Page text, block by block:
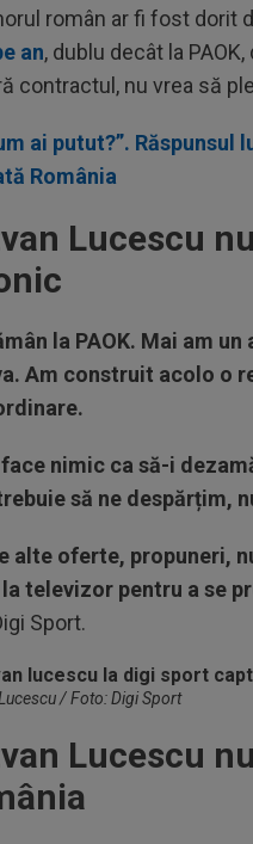
român ar fi fost dorit
an, dublu decât la
contractul, nu vrea să
ai putut?”.
România
Lucescu
la PAOK. Mai am
Am construit acolo o
face nimic ca să-i
să ne despărțim,
alte oferte, propuneri,
televizor pentru a se
Sport.
/ Foto: Digi Sport
Lucescu